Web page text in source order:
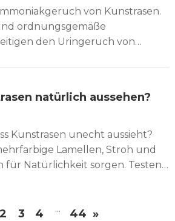
von Kunstrasen.
ordnungsgemäße
den Uringeruch von
natürlich aussehen?
Kunstrasen unecht aussieht?
Lamellen, Stroh und
für Natürlichkeit sorgen. Testen
2 3 4 ... 44 »